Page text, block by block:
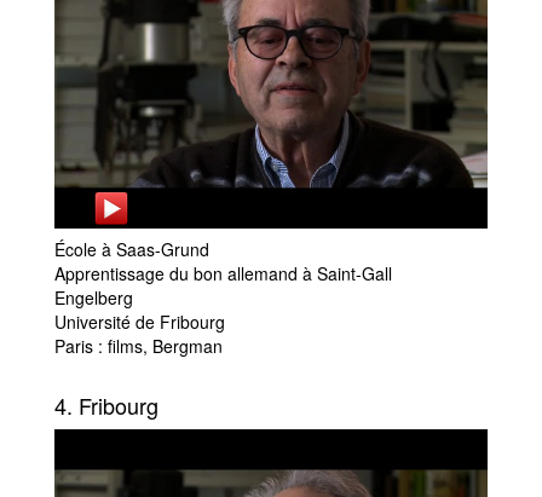
École à Saas-Grund
Apprentissage du bon allemand à Saint-Gall
Engelberg
Université de Fribourg
Paris : films, Bergman
4. Fribourg